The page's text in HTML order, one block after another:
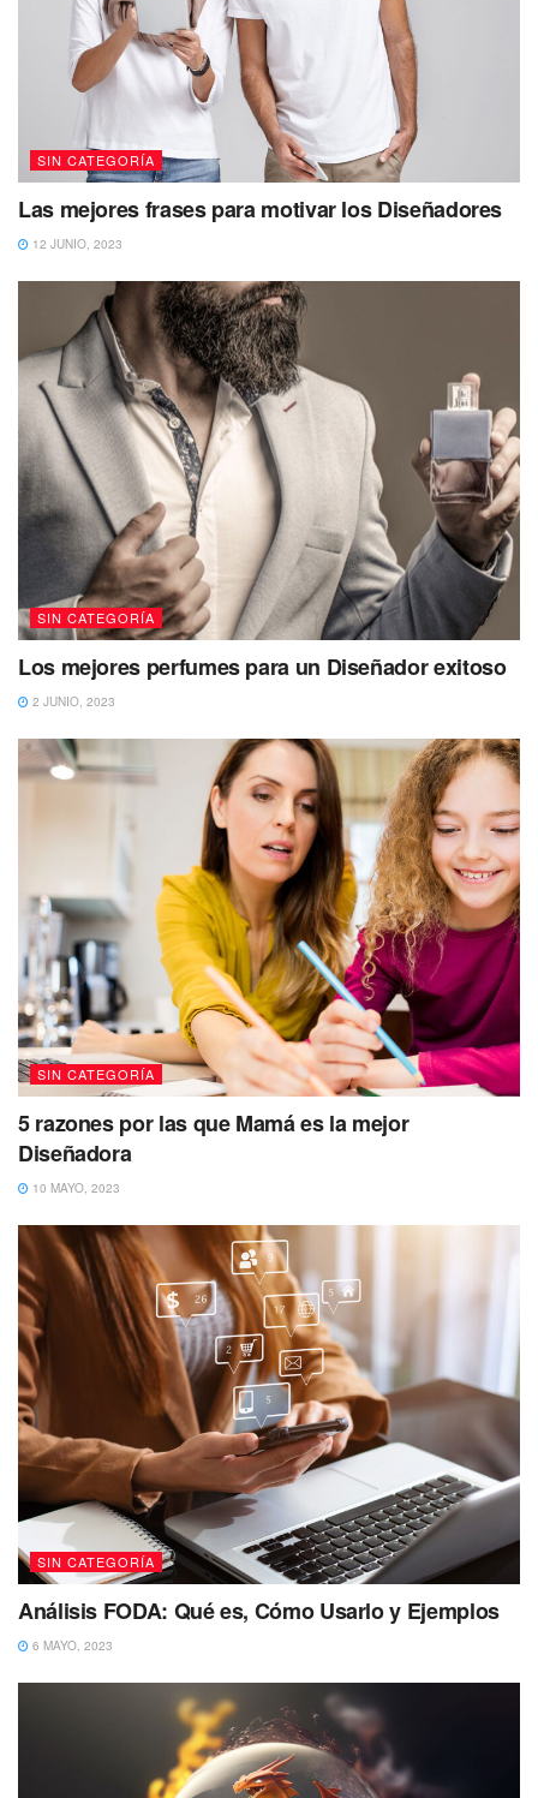
SIN CATEGORÍA
Las mejores frases para motivar los Diseñadores
12 JUNIO, 2023
SIN CATEGORÍA
Los mejores perfumes para un Diseñador exitoso
2 JUNIO, 2023
SIN CATEGORÍA
5 razones por las que Mamá es la mejor
Diseñadora
10 MAYO, 2023
SIN CATEGORÍA
Análisis FODA: Qué es, Cómo Usarlo y Ejemplos
6 MAYO, 2023